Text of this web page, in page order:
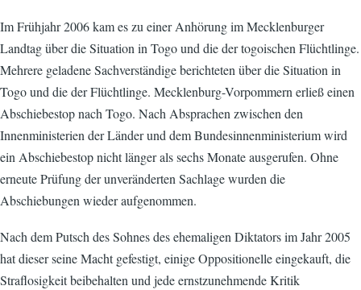
Im Frühjahr 2006 kam es zu einer Anhörung im Mecklenburger
Landtag über die Situation in Togo und die der togoischen Flüchtlinge.
Mehrere geladene Sachverständige berichteten über die Situation in
Togo und die der Flüchtlinge. Mecklenburg-Vorpommern erließ einen
Abschiebestop nach Togo. Nach Absprachen zwischen den
Innenministerien der Länder und dem Bundesinnenministerium wird
ein Abschiebestop nicht länger als sechs Monate ausgerufen. Ohne
erneute Prüfung der unveränderten Sachlage wurden die
Abschiebungen wieder aufgenommen.
Nach dem Putsch des Sohnes des ehemaligen Diktators im Jahr 2005
hat dieser seine Macht gefestigt, einige Oppositionelle eingekauft, die
Straflosigkeit beibehalten und jede ernstzunehmende Kritik